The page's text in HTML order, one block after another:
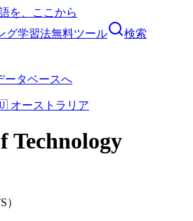
を、ここから
グ学習法無料ツール 検索
ータベースへ
オーストラリア
Technology